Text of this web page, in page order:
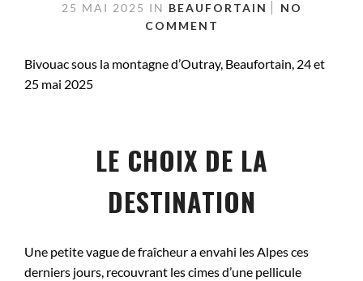
25 MAI 2025 IN BEAUFORTAIN
NO
COMMENT
Bivouac sous la montagne d’Outray, Beaufortain, 24 et
25 mai 2025
LE CHOIX DE LA
DESTINATION
Une petite vague de fraîcheur a envahi les Alpes ces
derniers jours, recouvrant les cimes d’une pellicule